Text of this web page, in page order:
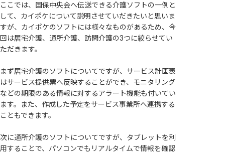
ここでは、国保中央会へ伝送できる介護ソフトの一例と
して、カイポケについて説明させていだきたいと思いま
すが、カイポケのソフトには様々なものがあるため、今
回は居宅介護、通所介護、訪問介護の3つに絞らせてい
ただきます。
まず居宅介護のソフトについてですが、サービス計画表
はサービス提供票へ反映することができ、モニタリング
などの期限のある情報に対するアラート機能も付いてい
ます。また、作成した予定をサービス事業所へ連携する
こともできます。
次に通所介護のソフトについてですが、タブレットを利
用することで、パソコンでもリアルタイムで情報を確認